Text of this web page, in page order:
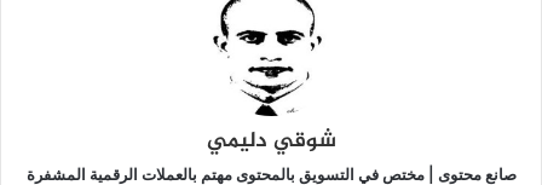
شوقي دليمي
صانع محتوى | مختص في التسويق بالمحتوى مهتم بالعملات الرقمية المشفرة